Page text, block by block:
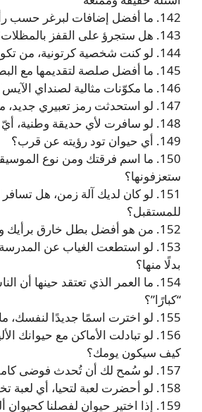
142. ما أفضل إضافات لبرغر حسب رأيك؟
143. هل ستجرؤ على القفز بالمظلات؟
144. لو كنت شخصية كرتونية، من تكون؟
145. ما أفضل صلصة لتقديمها مع البطاطس المقلية؟
146. ما مكوّنات مثالية لصنداي الآيس كريم؟
147. لو استحدثت رمز تعبيري جديد، ماذا سيكون؟
148. لو سافرت لأي حديقة وطنية، أيّ واحدة تختار؟
149. أي حيوان تود رؤيته عن قرب؟
150. ما اسم فرقتك ومن نوع
ستعزفونها؟
151. لو كان لديك آلة زمن، هل
للمستقبل؟
152. من هو أفضل بطل خارق برأيك ولماذا؟
153. لو استطعت الغياب عن
بدلًا منها؟
154. ما العمر الذي تعتقد حينها أن
“كبارًا”؟
155. لو اخترت اسمًا جديدًا لنفسك، ماذا تختار؟
156. لو تبادلت الأماكن مع حيوانك
كيف سيكون يومك؟
157. لو سُمح لك أن تُحدث فوضى كاملة، ماذا تفعل؟
158. لو أحضرت لعبة لتحيا، أي لعبة تختار ولماذا؟
159. إذا اختير حيوان لفصلنا